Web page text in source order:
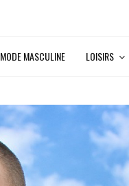
MODE MASCULINE LOISIRS